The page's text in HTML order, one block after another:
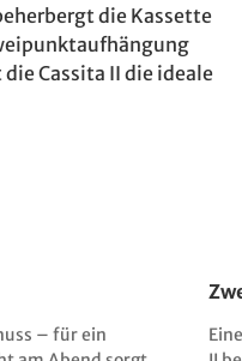
die Kassette
Cassita II die ideale
– für ein